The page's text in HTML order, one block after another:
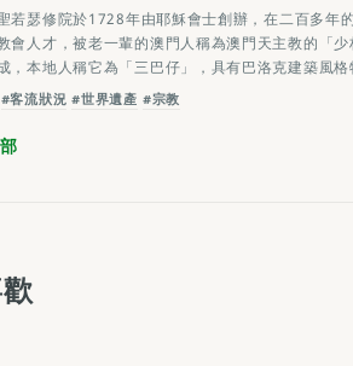
若瑟修院於1728年由耶穌會士創辦，在二百多年
會人才，被老一輩的澳門人稱為澳門天主教的「
，本地人稱它為「三巴仔」，具有巴洛克建築風
#客流狀況 #世界遺產 #宗教